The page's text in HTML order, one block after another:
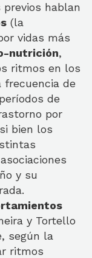
hablan
(la
vidas más
nutrición,
ritmos en los
frecuencia de
de
por
bien los
y su
y Tortello
según la
ritmos